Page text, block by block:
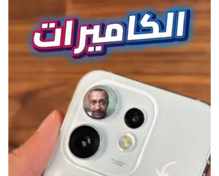
لعبة Metaphor ReFantazio
نبذة عن اللعبة: